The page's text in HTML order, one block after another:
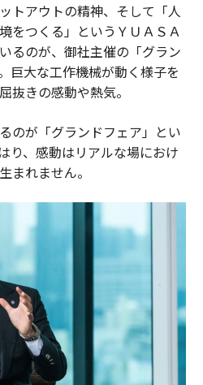
トアウトの精神、そして「人
をつくる」というＹＵＡＳＡ
るのが、御社主催の「グラン
巨大な工作機械が動く様子を
抜きの感動や熱気。
のが「グランドフェア」とい
り、感動はリアルな場におけ
まれません。